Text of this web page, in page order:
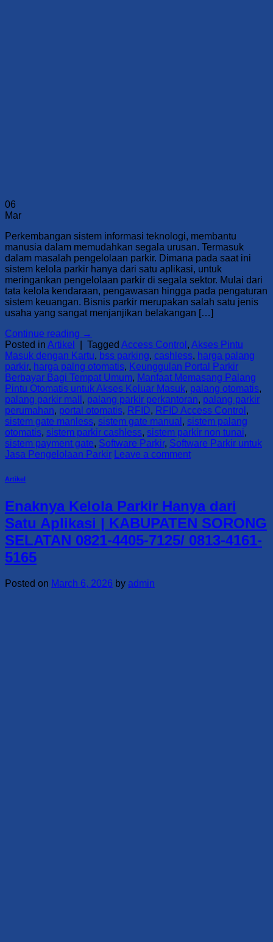
06
Mar
Perkembangan sistem informasi teknologi, membantu
manusia dalam memudahkan segala urusan. Termasuk
dalam masalah pengelolaan parkir. Dimana pada saat ini
sistem kelola parkir hanya dari satu aplikasi, untuk
meringankan pengelolaan parkir di segala sektor. Mulai dari
tata kelola kendaraan, pengawasan hingga pada pengaturan
sistem keuangan. Bisnis parkir merupakan salah satu jenis
usaha yang sangat menjanjikan belakangan […]
Continue reading →
Posted in Artikel Tagged Access Control , Akses Pintu
Masuk dengan Kartu, bss parking, cashless, harga palang
parkir, harga palng otomatis, Keunggulan Portal Parkir
Berbayar Bagi Tempat Umum, Manfaat Memasang Palang
Pintu Otomatis untuk Akses Keluar Masuk, palang otomatis,
palang parkir mall , palang parkir perkantoran, palang parkir
perumahan, portal otomatis, RFID, RFID Access Control ,
sistem gate manless, sistem gate manual , sistem palang
otomatis, sistem parkir cashless, sistem parkir non tunai,
sistem payment gate, Software Parkir, Software Parkir untuk
Jasa Pengelolaan Parkir
Leave a comment
Artikel
Enaknya Kelola Parkir Hanya dari
Satu Aplikasi | KABUPATEN SORONG
SELATAN 0821-4405-7125/ 0813-4161-
5165
Posted on March 6, 2026 by admin